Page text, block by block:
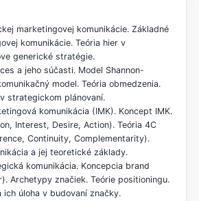
marketingovej komunikácie. Základné
komunikácie. Teória hier v
generické stratégie.
a jeho súčasti. Model Shannon-
model. Teória obmedzenia.
strategickom plánovaní.
komunikácia (IMK). Koncept IMK.
Interest, Desire, Action). Teória 4C
Continuity, Complementarity).
a jej teoretické základy.
komunikácia. Koncepcia brand
Archetypy značiek. Teórie positioningu.
ich úloha v budovaní značky.